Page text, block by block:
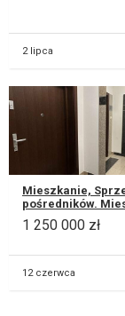
2 lipca
Mieszkanie,
pośredników.
powierzchni 85 m²
czterema
1 250 000 zł
12 czerwca